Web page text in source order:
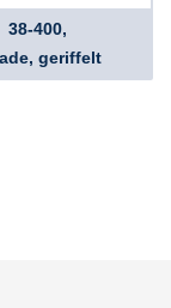
38-400,
geriffelt